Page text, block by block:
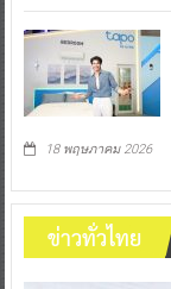
18 พฤษภาคม 2026
ข่าวทั่วไทย